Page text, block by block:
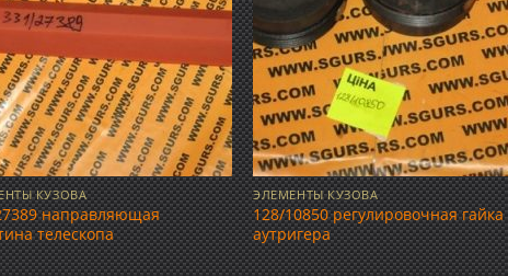
КУЗОВА
направляющая
телескопа
ЭЛЕМЕНТЫ КУЗОВА
128/10850 регулировочная гайка
аутригера